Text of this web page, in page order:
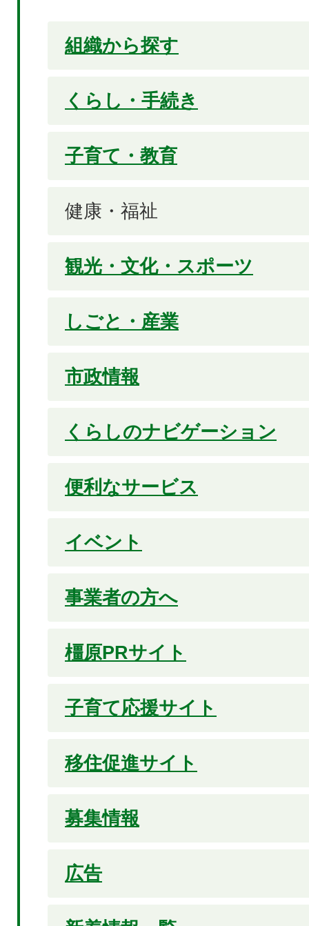
組織から探す
くらし・手続き
子育て・教育
健康・福祉
観光・文化・スポーツ
しごと・産業
市政情報
くらしのナビゲーション
便利なサービス
イベント
事業者の方へ
橿原PRサイト
子育て応援サイト
移住促進サイト
募集情報
広告